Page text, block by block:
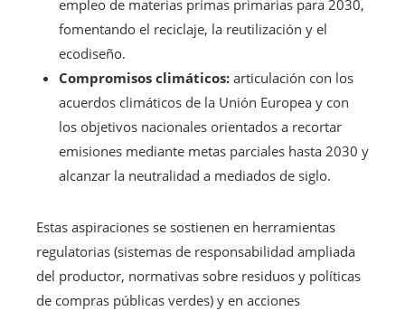
empleo de materias primas primarias para 2030,
fomentando el reciclaje, la reutilización y el
ecodiseño.
Compromisos climáticos: articulación con los
acuerdos climáticos de la Unión Europea y con
los objetivos nacionales orientados a recortar
emisiones mediante metas parciales hasta 2030 y
alcanzar la neutralidad a mediados de siglo.
Estas aspiraciones se sostienen en herramientas
regulatorias (sistemas de responsabilidad ampliada
del productor, normativas sobre residuos y políticas
de compras públicas verdes) y en acciones